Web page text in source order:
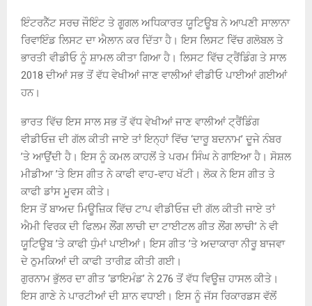
ਇੰਟਰਨੈੱਟ ਸਰਚ ਜੌਇੰਟ ਤੇ ਗੂਗਲ ਅਧਿਕਾਰਤ ਯੂਟਿਊਬ ਨੇ ਆਪਣੀ ਸਾਲਾਨਾ
ਰਿਵਾਇੰਡ ਲਿਸਟ ਦਾ ਐਲਾਨ ਕਰ ਦਿੱਤਾ ਹੈ। ਇਸ ਲਿਸਟ ਵਿੱਚ ਗਲੋਬਲ ਤੇ
ਭਾਰਤੀ ਵੀਡੀਓ ਨੂੰ ਸ਼ਾਮਲ ਕੀਤਾ ਗਿਆ ਹੈ। ਲਿਸਟ ਵਿੱਚ ਟ੍ਰੈਂਡਿੰਗ ਤੇ ਸਾਲ
2018 ਦੀਆਂ ਸਭ ਤੋਂ ਵੱਧ ਵੇਖੀਆਂ ਜਾਣ ਵਾਲੀਆਂ ਵੀਡੀਓ ਪਾਈਆਂ ਗਈਆਂ
ਹਨ।
ਭਾਰਤ ਵਿੱਚ ਇਸ ਸਾਲ ਸਭ ਤੋਂ ਵੱਧ ਵੇਖੀਆਂ ਜਾਣ ਵਾਲੀਆਂ ਟ੍ਰੈਂਡਿੰਗ
ਵੀਡੀਓਜ਼ ਦੀ ਗੱਲ ਕੀਤੀ ਜਾਏ ਤਾਂ ਇਨ੍ਹਾਂ ਵਿੱਚ ‘ਦਾਰੂ ਬਦਨਾਮ’ ਦੂਜੇ ਨੰਬਰ
’ਤੇ ਆਉਂਦੀ ਹੈ। ਇਸ ਨੂੰ ਕਮਲ ਕਾਹਲੋਂ ਤੇ ਪਰਮ ਸਿੰਘ ਨੇ ਗਾਇਆ ਹੈ। ਸੋਸ਼ਲ
ਮੀਡੀਆ ’ਤੇ ਇਸ ਗੀਤ ਨੇ ਕਾਫੀ ਵਾਹ-ਵਾਹ ਖੱਟੀ। ਲੋਕ ਨੇ ਇਸ ਗੀਤ ਤੇ
ਕਾਫੀ ਡਾਂਸ ਮੂਵਸ ਕੀਤੇ।
ਇਸ ਤੋਂ ਬਾਅਦ ਮਿਊਜ਼ਿਕ ਵਿੱਚ ਟਾਪ ਵੀਡੀਓਜ਼ ਦੀ ਗੱਲ ਕੀਤੀ ਜਾਏ ਤਾਂ
ਐਮੀ ਵਿਰਕ ਦੀ ਫਿਲਮ ਲੌਂਗ ਲਾਚੀ ਦਾ ਟਾਈਟਲ ਗੀਤ ਲੌਂਗ ਲਾਚੀ’ ਨੇ ਵੀ
ਯੂਟਿਊਬ ’ਤੇ ਕਾਫੀ ਧੁੰਮਾਂ ਪਾਈਆਂ। ਇਸ ਗੀਤ ’ਤੇ ਅਦਾਕਾਰਾ ਨੀਰੂ ਬਾਜਵਾ
ਦੇ ਠੁਮਕਿਆਂ ਦੀ ਕਾਫੀ ਤਾਰੀਫ਼ ਕੀਤੀ ਗਈ।
ਗੁਰਨਾਮ ਭੁੱਲਰ ਦਾ ਗੀਤ ‘ਡਾਇਮੰਡ’ ਨੇ 276 ਤੋਂ ਵੱਧ ਵਿਊਜ਼ ਹਾਸਲ ਕੀਤੇ।
ਇਸ ਗਾਣੇ ਨੇ ਪਾਰਟੀਆਂ ਦੀ ਸ਼ਾਨ ਵਧਾਈ। ਇਸ ਨੂੰ ਜੱਸ ਰਿਕਾਰਡਸ ਵੱਲੋਂ